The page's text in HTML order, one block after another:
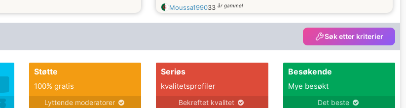
Moussa199033 år gammel
Søk etter kriterier
Støtte
100% gratis
Lyttende moderatorer
Seriøs
kvalitetsprofiler
Bekreftet kvalitet
Besøkende
Mye besøkt
Det beste